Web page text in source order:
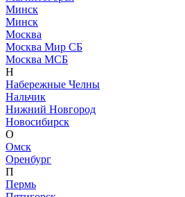
Минск
Минск
Москва
Москва Мир СБ
Москва МСБ
Н
Набережные Челны
Нальчик
Нижний Новгород
Новосибирск
О
Омск
Оренбург
П
Пермь